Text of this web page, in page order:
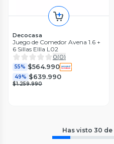
Decocasa
Juego de Comedor Avena 1.6 +
6 Sillas Ellla L02
0(0)
55% $564.990
49% $639.990
$1.259.990
Has visto 30 de